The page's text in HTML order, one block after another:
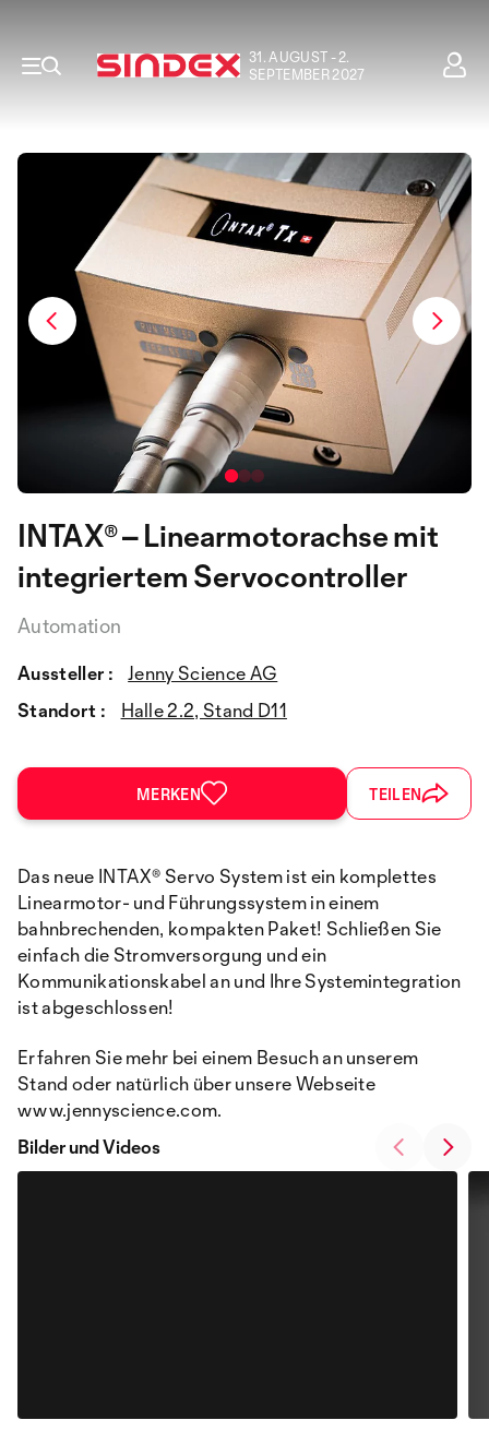
31. AUGUST - 2.
SEPTEMBER 2027
INTAX® – Linearmotorachse mit
integriertem Servocontroller
Automation
Aussteller :
Jenny Science AG
Standort :
Halle 2.2, Stand D11
MERKEN TEILEN
Das neue INTAX® Servo System ist ein komplettes
Linearmotor- und Führungssystem in einem
bahnbrechenden, kompakten Paket! Schließen Sie
einfach die Stromversorgung und ein
Kommunikationskabel an und Ihre Systemintegration
ist abgeschlossen!
Erfahren Sie mehr bei einem Besuch an unserem
Stand oder natürlich über unsere Webseite
www.jennyscience.com.
Bilder und Videos